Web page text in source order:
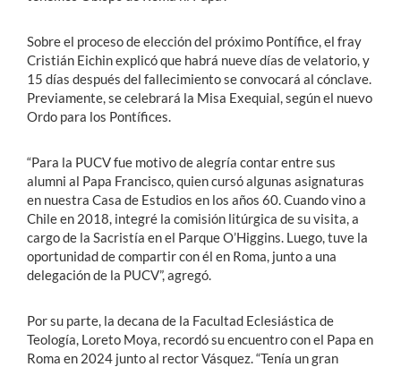
Sobre el proceso de elección del próximo Pontífice, el fray
Cristián Eichin explicó que habrá nueve días de velatorio, y
15 días después del fallecimiento se convocará al cónclave.
Previamente, se celebrará la Misa Exequial, según el nuevo
Ordo para los Pontífices.
“Para la PUCV fue motivo de alegría contar entre sus
alumni al Papa Francisco, quien cursó algunas asignaturas
en nuestra Casa de Estudios en los años 60. Cuando vino a
Chile en 2018, integré la comisión litúrgica de su visita, a
cargo de la Sacristía en el Parque O’Higgins. Luego, tuve la
oportunidad de compartir con él en Roma, junto a una
delegación de la PUCV”, agregó.
Por su parte, la decana de la Facultad Eclesiástica de
Teología, Loreto Moya, recordó su encuentro con el Papa en
Roma en 2024 junto al rector Vásquez. “Tenía un gran